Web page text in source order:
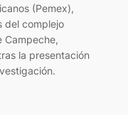
(Pemex),
del complejo
Campeche,
la presentación